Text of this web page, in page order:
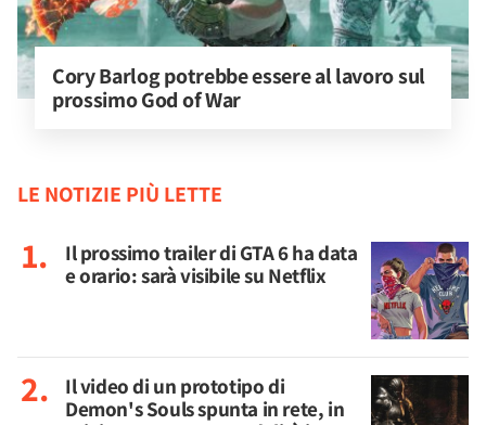
Cory Barlog potrebbe essere al lavoro sul
prossimo God of War
LE NOTIZIE PIÙ LETTE
Il prossimo trailer di GTA 6 ha data
e orario: sarà visibile su Netflix
Il video di un prototipo di
Demon's Souls spunta in rete, in